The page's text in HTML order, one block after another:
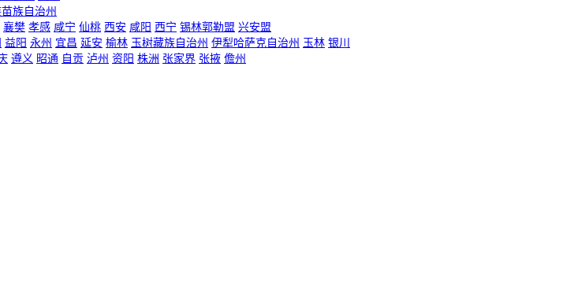
族自治州
襄樊 孝感 咸宁 仙桃 西安 咸阳 西宁 锡林郭勒盟 兴安盟
益阳 永州 宜昌 延安 榆林 玉树藏族自治州 伊犁哈萨克自治州 玉林 银川
遵义 昭通 自贡 泸州 资阳 株洲 张家界 张掖 儋州